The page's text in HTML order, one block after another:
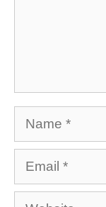
Name
Email
Website